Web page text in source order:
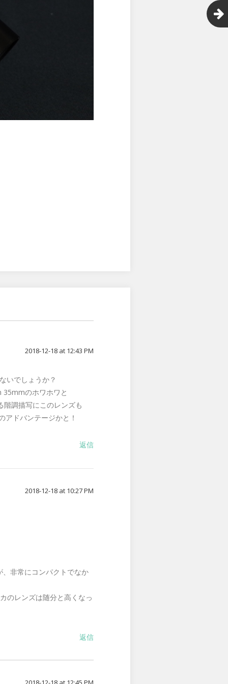
2018-12-18 at 12:43 PM
いでしょうか？
のホワホワと
調描写にこのレンズも
ドバンテージかと！
返信
2018-12-18 at 10:27 PM
非常にコンパクトでなか
のレンズは随分と高くなっ
返信